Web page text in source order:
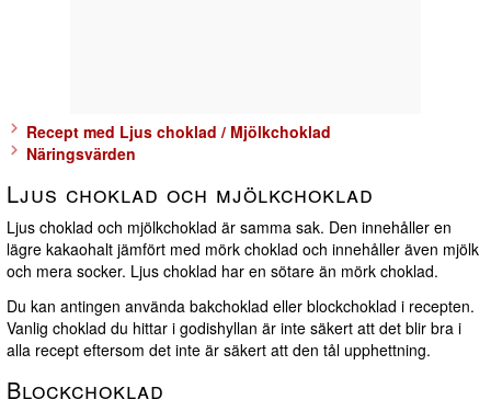
Recept med Ljus choklad / Mjölkchoklad
Näringsvärden
Ljus choklad och mjölkchoklad
Ljus choklad och mjölkchoklad är samma sak. Den innehåller en
lägre kakaohalt jämfört med mörk choklad och innehåller även mjölk
och mera socker. Ljus choklad har en sötare än mörk choklad.
Du kan antingen använda bakchoklad eller blockchoklad i recepten.
Vanlig choklad du hittar i godishyllan är inte säkert att det blir bra i
alla recept eftersom det inte är säkert att den tål upphettning.
Blockchoklad